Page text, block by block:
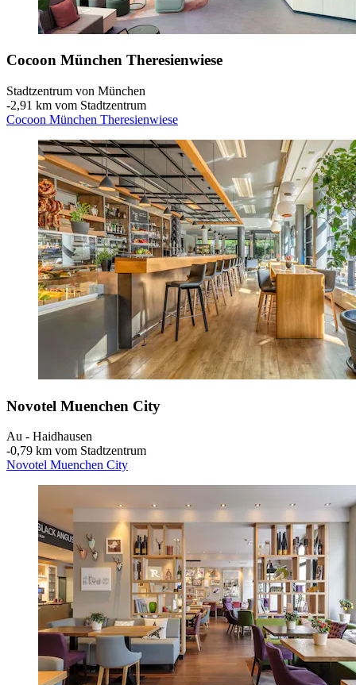
Cocoon München Theresienwiese
Stadtzentrum von München
‐2,91 km vom Stadtzentrum
Cocoon München Theresienwiese
Novotel Muenchen City
Au - Haidhausen
‐0,79 km vom Stadtzentrum
Novotel Muenchen City